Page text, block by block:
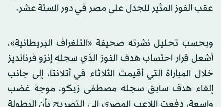
عقب الفوز المثير للجدل على مصر في دور الستة عشر.
وبحسب تحليل نشرته صحيفة «التلغراف البريطانية»،
أشعل قرار احتساب هدف الفوز الذي سجله إنزو فرنانديز
خلال المباراة التي أقيمت الثلاثاء في أتلانتا، إلى جانب
إلغاء هدف سابق سجله مصطفى زيكو، موجة غضب
واسعة، دفعت اللاعب المصري إلى التصريح بأن البطولة